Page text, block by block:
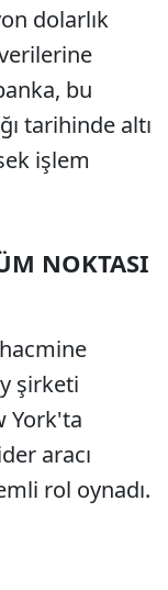
dolarlık
bu
tarihinde altı
işlem
NOKTASI
şirketi
York'ta
aracı
rol oynadı.